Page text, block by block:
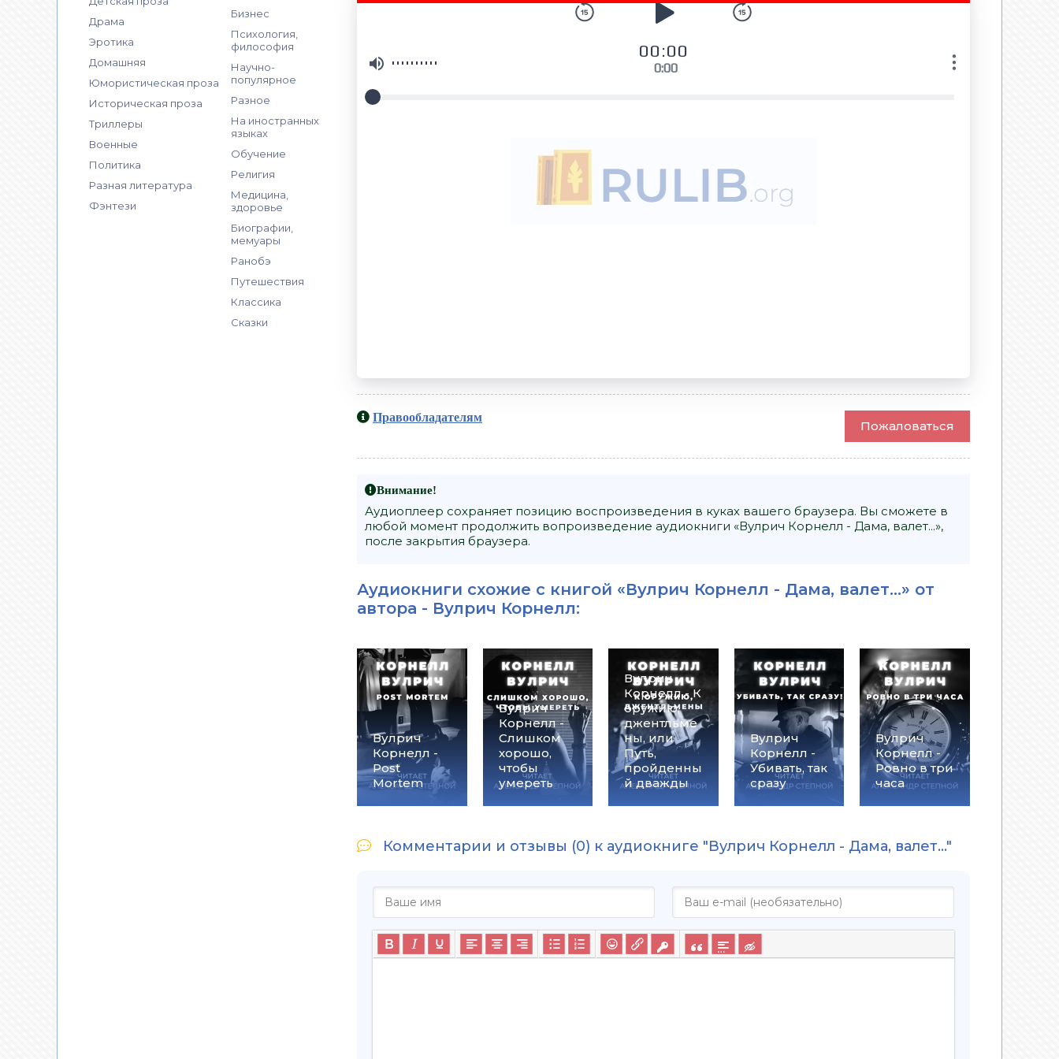
Драма
Эротика
Домашняя
Юмористическая проза
Историческая проза
Триллеры
Военные
Политика
Разная литература
Фэнтези
Бизнес
Психология,
философия
Научно-
популярное
Разное
На иностранных
языках
Обучение
Религия
Медицина,
здоровье
Биографии,
мемуары
Ранобэ
Путешествия
Классика
Сказки
00:00
0:00
Правообладателям
Пожаловаться
Внимание!
Аудиоплеер сохраняет позицию воспроизведения в куках вашего браузера. Вы сможете в
любой момент продолжить вопроизведение аудиокниги «Вулрич Корнелл - Дама, валет...»,
после закрытия браузера.
Аудиокниги схожие с книгой «Вулрич Корнелл - Дама, валет...» от
автора - Вулрич Корнелл:
Вулрич
Корнелл -
Post
Mortem
Вулрич
Корнелл -
Слишком
хорошо,
чтобы
умереть
Вулрич
Корнелл - К
оружию,
джентльме
ны, или
Путь,
пройденны
й дважды
Вулрич
Корнелл -
Убивать, так
сразу
Вулрич
Корнелл -
Ровно в три
часа
Комментарии и отзывы (0) к аудиокниге "Вулрич Корнелл - Дама, валет..."